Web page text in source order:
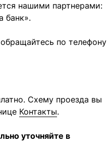
нашими партнерами:
банк».
по телефону
Схему проезда вы
Контакты.
уточняйте в